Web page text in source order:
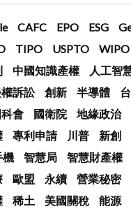
CAFC EPO ESG
TIPO USPTO
WIPO
中國知識產權
人工智
訴訟 創新 半導體
會 國衛院 地緣政治
專利申請 川普
新創
機
智慧局
智慧財產權
歐盟 永續 營業秘密
稀土 美國關稅
能源